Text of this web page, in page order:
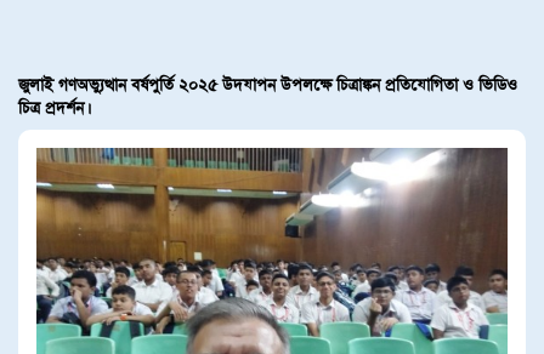
জুলাই গণঅভ্যুত্থান বর্ষপুর্তি ২০২৫ উদযাপন উপলক্ষে চিত্রাঙ্কন প্রতিযোগিতা ও ভিডিও
চিত্র প্রদর্শন।